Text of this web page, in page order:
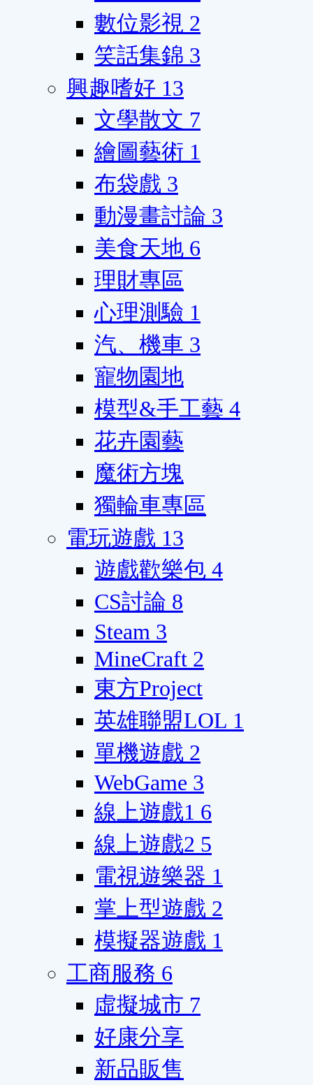
數位影視 2
笑話集錦 3
興趣嗜好 13
文學散文 7
繪圖藝術 1
布袋戲 3
動漫畫討論 3
美食天地 6
理財專區
心理測驗 1
汽、機車 3
寵物園地
模型&手工藝 4
花卉園藝
魔術方塊
獨輪車專區
電玩遊戲 13
遊戲歡樂包 4
CS討論 8
Steam 3
MineCraft 2
東方Project
英雄聯盟LOL 1
單機遊戲 2
WebGame 3
線上遊戲1 6
線上遊戲2 5
電視遊樂器 1
掌上型遊戲 2
模擬器遊戲 1
工商服務 6
虛擬城市 7
好康分享
新品販售